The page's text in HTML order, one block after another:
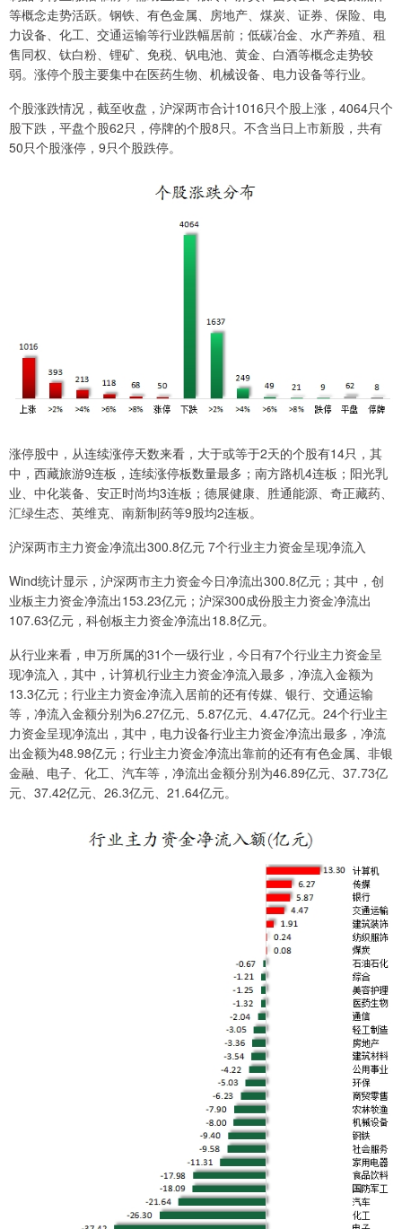
等概念走势活跃。钢铁、有色金属、房地产、煤炭、证券、保险、电
力设备、化工、交通运输等行业跌幅居前；低碳冶金、水产养殖、租
售同权、钛白粉、锂矿、免税、钒电池、黄金、白酒等概念走势较
弱。涨停个股主要集中在医药生物、机械设备、电力设备等行业。
个股涨跌情况，截至收盘，沪深两市合计1016只个股上涨，4064只个
股下跌，平盘个股62只，停牌的个股8只。不含当日上市新股，共有
50只个股涨停，9只个股跌停。
涨停股中，从连续涨停天数来看，大于或等于2天的个股有14只，其
中，西藏旅游9连板，连续涨停板数量最多；南方路机4连板；阳光乳
业、中化装备、安正时尚均3连板；德展健康、胜通能源、奇正藏药、
汇绿生态、英维克、南新制药等9股均2连板。
沪深两市主力资金净流出300.8亿元 7个行业主力资金呈现净流入
Wind统计显示，沪深两市主力资金今日净流出300.8亿元；其中，创
业板主力资金净流出153.23亿元；沪深300成份股主力资金净流出
107.63亿元，科创板主力资金净流出18.8亿元。
从行业来看，申万所属的31个一级行业，今日有7个行业主力资金呈
现净流入，其中，计算机行业主力资金净流入最多，净流入金额为
13.3亿元；行业主力资金净流入居前的还有传媒、银行、交通运输
等，净流入金额分别为6.27亿元、5.87亿元、4.47亿元。24个行业主
力资金呈现净流出，其中，电力设备行业主力资金净流出最多，净流
出金额为48.98亿元；行业主力资金净流出靠前的还有有色金属、非银
金融、电子、化工、汽车等，净流出金额分别为46.89亿元、37.73亿
元、37.42亿元、26.3亿元、21.64亿元。